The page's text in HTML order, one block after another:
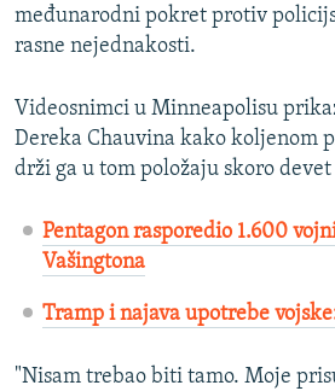
međunarodni pokret protiv
rasne nejednakosti.
Videosnimci u Minneapolisu
Dereka Chauvina kako koljenom
drži ga u tom položaju skoro
Pentagon rasporedio 1.600
Vašingtona
Tramp i najava upotrebe
"Nisam trebao biti tamo. Moje